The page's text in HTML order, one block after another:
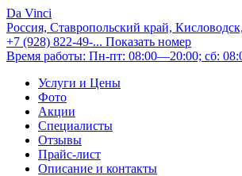
Da Vinci
Россия, Ставропольский край,
+7 (928) 822-49-... Показать номер
Время работы: Пн-пт: 08:00—20:00; сб:
Услуги и Цены
Фото
Акции
Специалисты
Отзывы
Прайс-лист
Описание и контакты